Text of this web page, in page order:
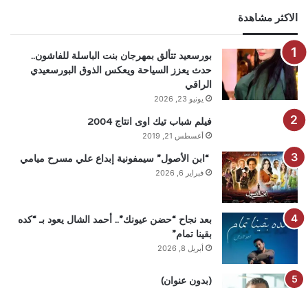
الاكثر مشاهدة
بورسعيد تتألق بمهرجان بنت الباسلة للفاشون..
حدث يعزز السياحة ويعكس الذوق البورسعيدي
الراقي
يونيو 23, 2026
فيلم شباب تيك اوى انتاج 2004
أغسطس 21, 2019
“ابن الأصول” سيمفونية إبداع علي مسرح ميامي
فبراير 6, 2026
بعد نجاح “حضن عيونك”.. أحمد الشال يعود بـ “كده
بقينا تمام”
أبريل 8, 2026
(بدون عنوان)